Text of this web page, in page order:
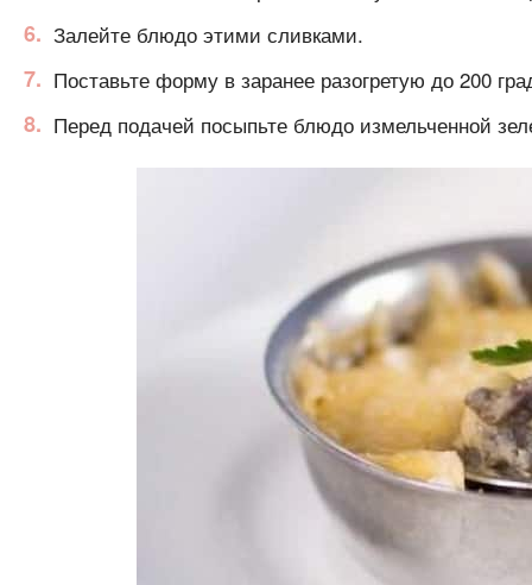
Залейте блюдо этими сливками.
Поставьте форму в заранее разогретую до 200
Перед подачей посыпьте блюдо измельченной